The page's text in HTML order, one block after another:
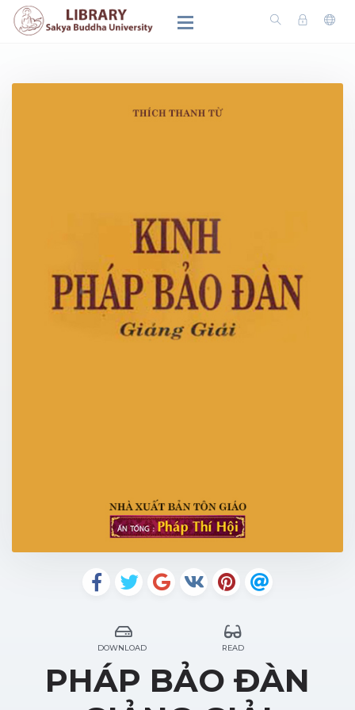
DOWNLOAD READ
PHÁP BẢO ĐÀN